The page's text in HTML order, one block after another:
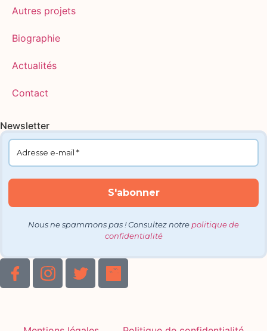
Autres projets
Biographie
Actualités
Contact
Newsletter
Nous ne spammons pas ! Consultez notre politique de
confidentialité